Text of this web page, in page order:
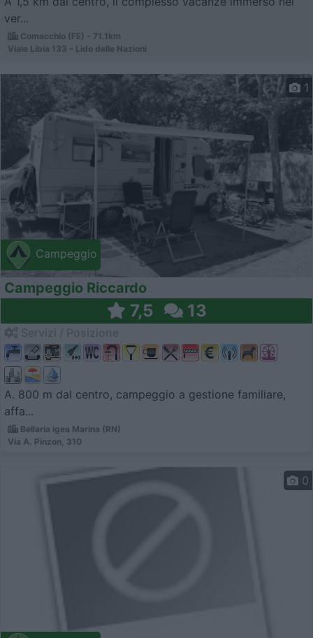
ver...
Comacchio (FE) - 71.1km
Viale Libia 133 - Lido delle Nazioni
Campeggio
1
Campeggio Riccardo
7,5 13
A. 800 m dal centro, campeggio a gestione familiare,
affa...
Bellaria igea Marina (RN)
Via A. Pinzon, 310
0